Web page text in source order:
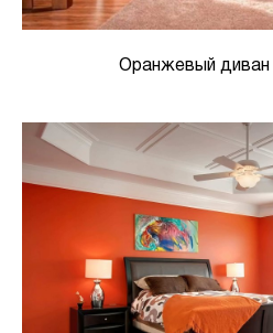
Оранжевый диван